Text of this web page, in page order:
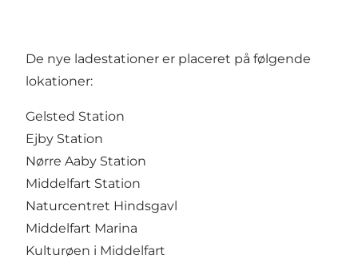
De nye ladestationer er placeret på følgende
lokationer:
Gelsted Station
Ejby Station
Nørre Aaby Station
Middelfart Station
Naturcentret Hindsgavl
Middelfart Marina
Kulturøen i Middelfart